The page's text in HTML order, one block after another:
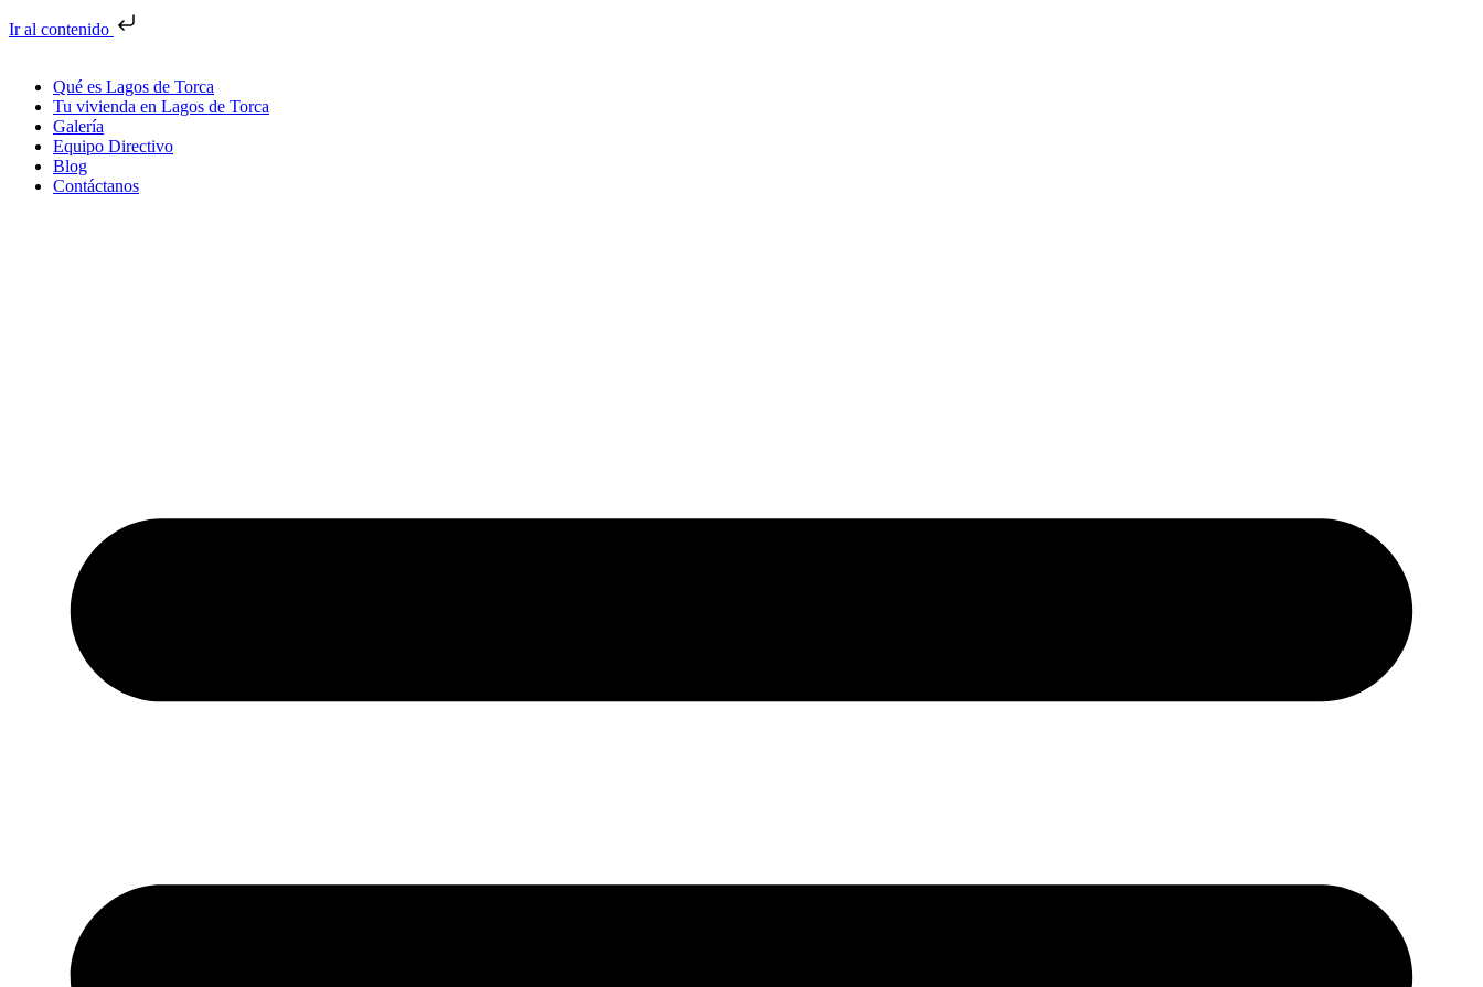
Ir al contenido
Qué es Lagos de Torca
Tu vivienda en Lagos de Torca
Galería
Equipo Directivo
Blog
Contáctanos